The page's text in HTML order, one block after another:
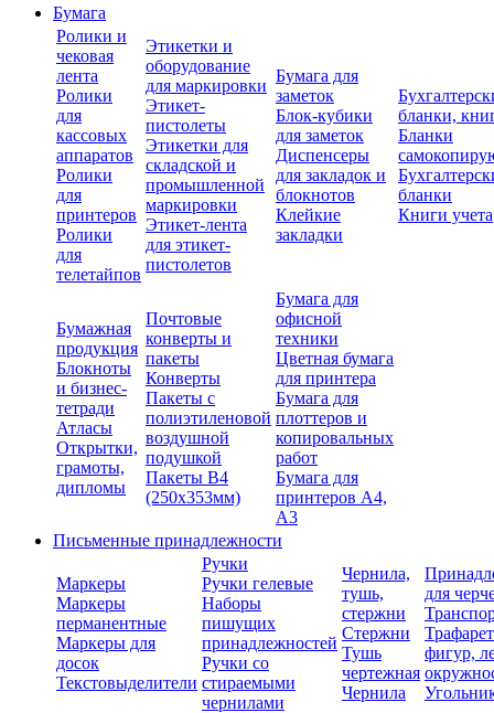
Бумага
Ролики и
чековая
лента
Ролики
для
кассовых
аппаратов
Ролики
для
принтеров
Ролики
для
телетайпов
Этикетки и
оборудование
для маркировки
Этикет-
пистолеты
Этикетки для
складской и
промышленной
маркировки
Этикет-лента
для этикет-
пистолетов
Бумага для
заметок
Блок-кубики
для заметок
Диспенсеры
для закладок и
блокнотов
Клейкие
закладки
бланки,
Бланки
бланки
Книги учета
Бумажная
продукция
Блокноты
и бизнес-
тетради
Атласы
Открытки,
грамоты,
дипломы
Почтовые
конверты и
пакеты
Конверты
Пакеты с
полиэтиленовой
воздушной
подушкой
Пакеты В4
(250х353мм)
Бумага для
офисной
техники
Цветная бумага
для принтера
Бумага для
плоттеров и
копировальных
работ
Бумага для
принтеров А4,
А3
Письменные принадлежности
Маркеры
Маркеры
перманентные
Маркеры для
досок
Текстовыделители
Ручки
Ручки гелевые
Наборы
пишущих
принадлежностей
Ручки со
стираемыми
чернилами
Чернила,
тушь,
стержни
Стержни
Тушь
чертежная
Чернила
для
фигур,